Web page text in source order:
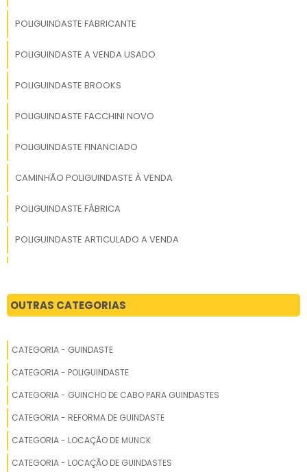
POLIGUINDASTE FABRICANTE
POLIGUINDASTE A VENDA USADO
POLIGUINDASTE BROOKS
POLIGUINDASTE FACCHINI NOVO
POLIGUINDASTE FINANCIADO
CAMINHÃO POLIGUINDASTE À VENDA
POLIGUINDASTE FÁBRICA
POLIGUINDASTE ARTICULADO A VENDA
POLIGUINDASTE BARATO
CAMINHÃO POLIGUINDASTE TRIPLO
POLIGUINDASTE DUPLO USADO
OUTRAS CATEGORIAS
CATEGORIA - GUINDASTE
CATEGORIA - POLIGUINDASTE
CATEGORIA - GUINCHO DE CABO PARA GUINDASTES
CATEGORIA - REFORMA DE GUINDASTE
CATEGORIA - LOCAÇÃO DE MUNCK
CATEGORIA - LOCAÇÃO DE GUINDASTES